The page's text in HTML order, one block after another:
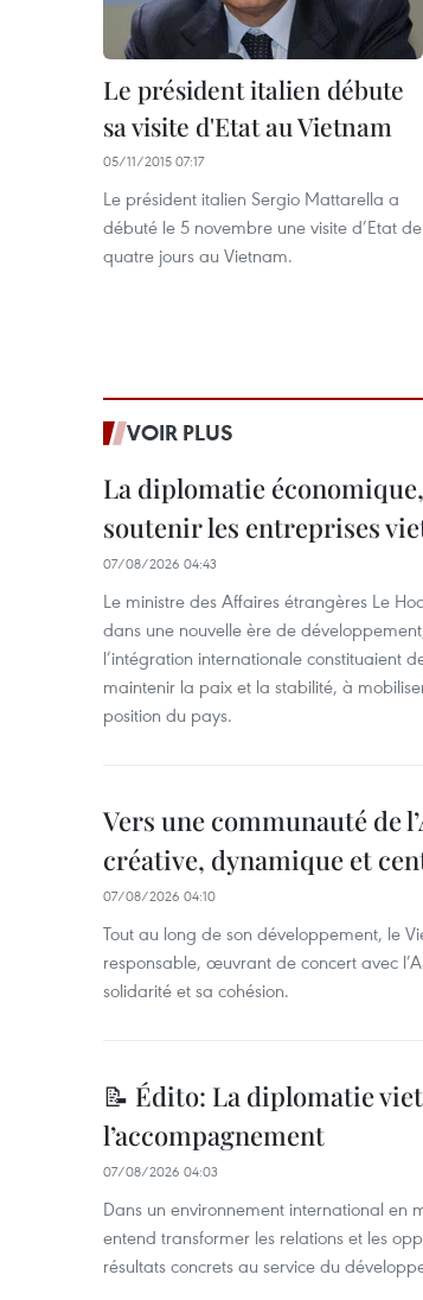
Le président italien débute
sa visite d'Etat au Vietnam
05/11/2015 07:17
Le président italien Sergio Mattarella a
débuté le 5 novembre une visite d’Etat de
quatre jours au Vietnam.
VOIR PLUS
La diplomatie
soutenir les entreprises
07/08/2026 04:43
Le ministre des Affaires étrangères Le
dans une nouvelle ère de
l’intégration internationale constituaient
maintenir la paix et la stabilité, à
position du pays.
Vers une communauté de
créative, dynamique et
07/08/2026 04:10
Tout au long de son développement, le
responsable, œuvrant de concert avec
solidarité et sa cohésion.
📝 Édito: La diplomatie
l’accompagnement
07/08/2026 04:03
Dans un environnement international
entend transformer les relations et les
résultats concrets au service du